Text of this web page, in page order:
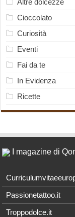
Cioccolato
Curiosità
Eventi
Fai da te
In Evidenza
Ricette
I magazine di
Passionetattoo.it
Troppodolce.it